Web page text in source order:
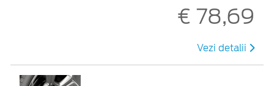
€ 78,69
Vezi detalii